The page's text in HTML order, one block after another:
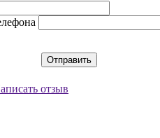
Отправить
отзыв